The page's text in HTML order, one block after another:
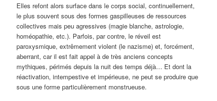
Elles refont alors surface dans le corps social, continuellement,
le plus souvent sous des formes gaspilleuses de ressources
collectives mais peu agressives (magie blanche, astrologie,
homéopathie, etc.). Parfois, par contre, le réveil est
paroxysmique, extrêmement violent (le nazisme) et, forcément,
aberrant, car il est fait appel à de très anciens concepts
mythiques, périmés depuis la nuit des temps déjà… Et dont la
réactivation, intempestive et impérieuse, ne peut se produire que
sous une forme particulièrement monstrueuse.